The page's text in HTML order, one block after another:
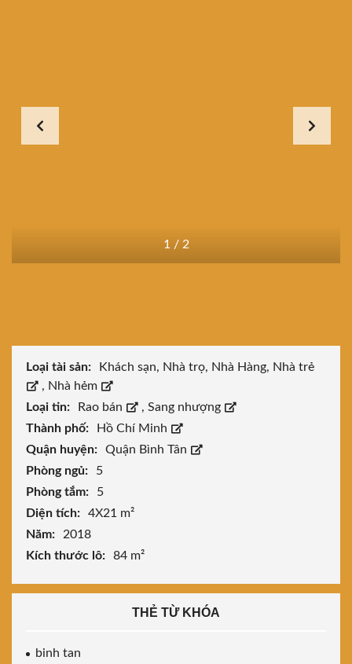
1 / 2
Loại tài sản:
Khách sạn, Nhà trọ, Nhà Hàng, Nhà trẻ
, Nhà hẻm
Loại tin:
Rao bán , Sang nhượng
Thành phố:
Hồ Chí Minh
Quận huyện:
Quận Bình Tân
Phòng ngủ:
5
Phòng tắm:
5
Diện tích:
4X21 m²
Năm:
2018
Kích thước lô:
84 m²
THẺ TỪ KHÓA
binh tan